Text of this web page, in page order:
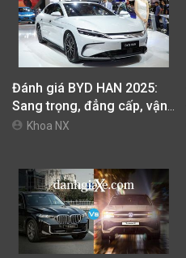
Đánh giá BYD HAN 2025:
Sang trọng, đẳng cấp, vận
hành mạnh mẽ, giá bán kén
Khoa NX